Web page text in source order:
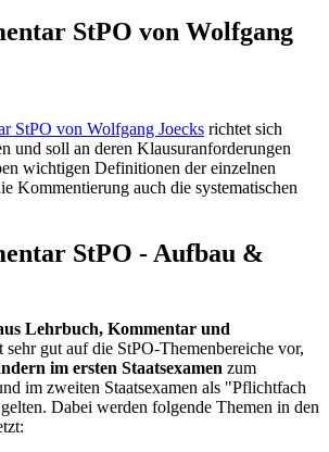
StPO von Wolfgang
StPO von Wolfgang Joecks richtet sich
und soll an deren Klausuranforderungen
wichtigen Definitionen der einzelnen
Kommentierung auch die systematischen
StPO - Aufbau &
Lehrbuch, Kommentar und
sehr gut auf die StPO-Themenbereiche vor,
im ersten Staatsexamen zum
im zweiten Staatsexamen als "Pflichtfach
Dabei werden folgende Themen in den